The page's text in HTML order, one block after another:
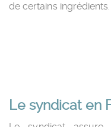
de certains ingrédients.
Le syndicat en